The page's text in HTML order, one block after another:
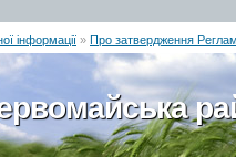
інформації » Про затвердження